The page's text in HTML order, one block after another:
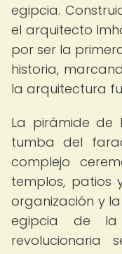
egipcia.
el arquitecto
por ser la
historia,
la arquitectura
La pirámide de
tumba del
complejo
templos, patios
organización y
egipcia de la
revolucionaria